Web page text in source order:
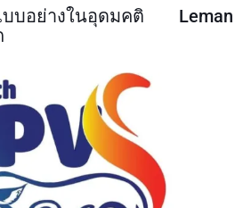
บบอย่างในอุดมคติ Leman